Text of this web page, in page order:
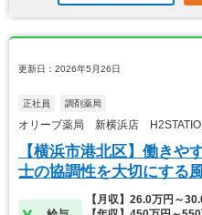
更新日：2026年5月26日
正社員 調剤薬局
オリーブ薬局 新横浜店
【横浜市港北区】働きや
士の協調性を大切にする
【月収】26.0万円～